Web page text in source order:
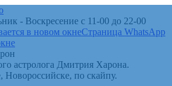
- Воскресение с 11-00 до 22-00
в новом окнеСтраница WhatsApp
астролога Дмитрия Харона.
Новороссийске, по скайпу.